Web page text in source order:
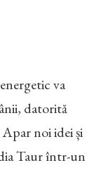
va
datorită
noi idei și
Taur într-un